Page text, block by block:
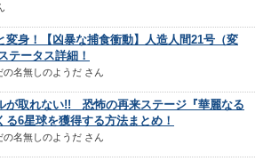
変身！【凶暴な捕食衝動】人造人間21号（変
テータス詳細！
の名無しのようだ さん
が取れない!! 恐怖の再来ステージ『華麗なる
る6星球を獲得する方法まとめ！
の名無しのようだ さん